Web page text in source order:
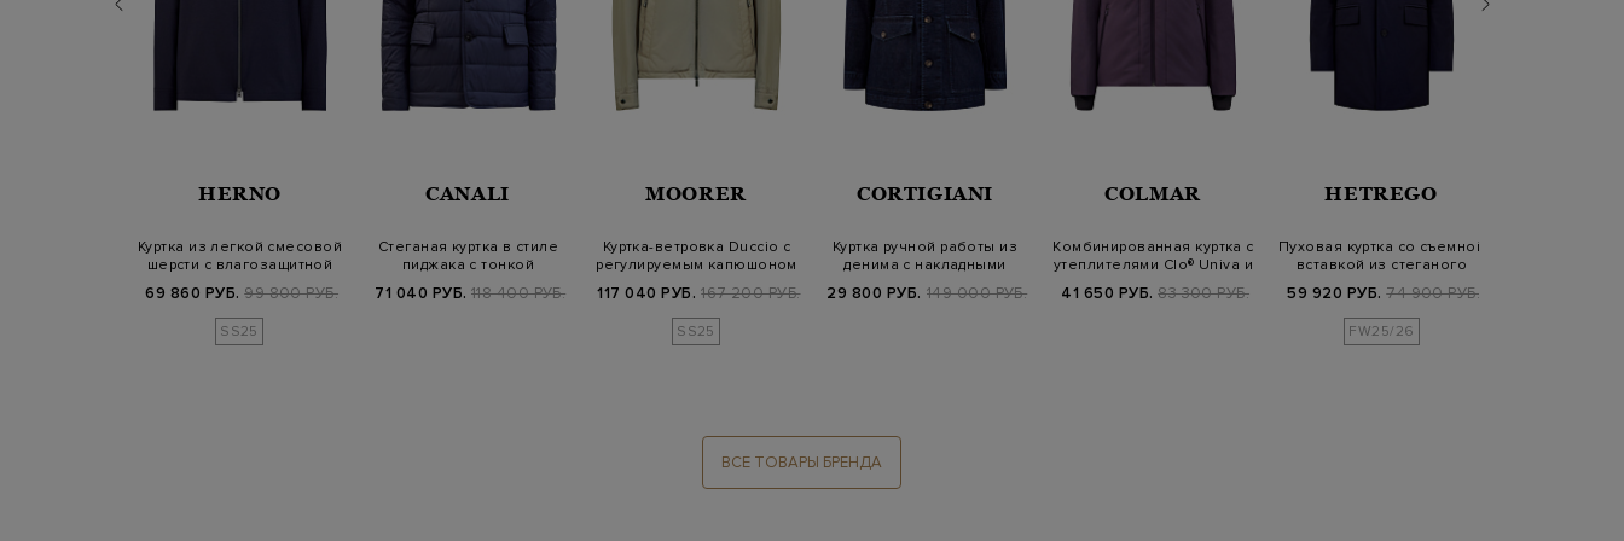
HERNO
Куртка из легкой смесовой
шерсти с влагозащитной
69 860 РУБ. 99 800 РУБ.
SS25
CANALI
Стеганая куртка в стиле
пиджака с тонкой
71 040 РУБ. 118 400 РУБ.
MOORER
Куртка-ветровка Duccio с
регулируемым капюшоном
117 040 РУБ. 167 200 РУБ.
SS25
CORTIGIANI
Куртка ручной работы из
денима с накладными
29 800 РУБ. 149 000 РУБ.
COLMAR
Комбинированная куртка с
утеплителями Clo® Univa и
41 650 РУБ. 83 300 РУБ.
HETREGO
Пуховая куртка со съемной
вставкой из стеганого
59 920 РУБ. 74 900 РУБ.
FW25/26
ВСЕ ТОВАРЫ БРЕНДА